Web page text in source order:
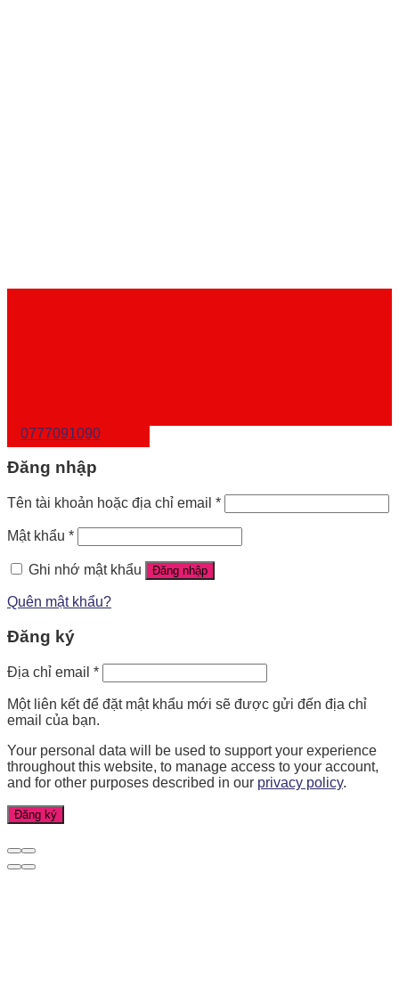
0777091090
Đăng nhập
Tên tài khoản hoặc địa chỉ email *
Mật khẩu *
Ghi nhớ mật khẩu Đăng nhập
Quên mật khẩu?
Đăng ký
Địa chỉ email *
Một liên kết để đặt mật khẩu mới sẽ được gửi đến địa chỉ
email của bạn.
Your personal data will be used to support your experience
throughout this website, to manage access to your account,
and for other purposes described in our privacy policy.
Đăng ký